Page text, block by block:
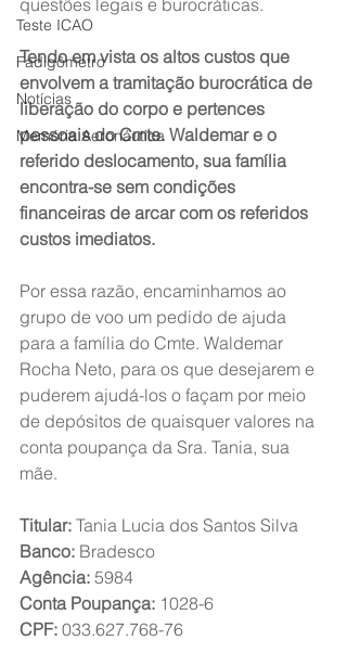
Teste ICAO
Fadigômetro
Notícias
Memória Aeronáutica
questões legais e burocráticas.
Tendo em vista os altos custos que
envolvem a tramitação burocrática de
liberação do corpo e pertences
pessoais do Cmte. Waldemar e o
referido deslocamento, sua família
encontra-se sem condições
financeiras de arcar com os referidos
custos imediatos.
Por essa razão, encaminhamos ao
grupo de voo um pedido de ajuda
para a família do Cmte. Waldemar
Rocha Neto, para os que desejarem e
puderem ajudá-los o façam por meio
de depósitos de quaisquer valores na
conta poupança da Sra. Tania, sua
mãe.
Titular: Tania Lucia dos Santos Silva
Banco: Bradesco
Agência: 5984
Conta Poupança: 1028-6
CPF: 033.627.768-76